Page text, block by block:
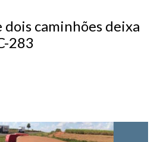
caminhões deixa
283